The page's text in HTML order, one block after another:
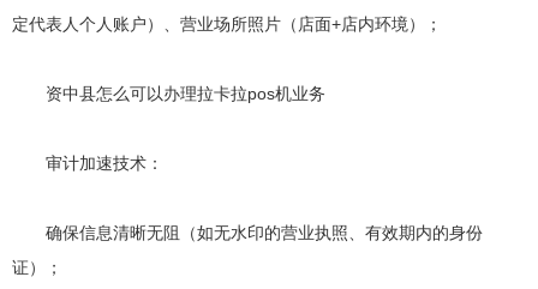
定代表人个人账户）、营业场所照片（店面+店内环境）；
资中县怎么可以办理拉卡拉pos机业务
审计加速技术：
确保信息清晰无阻（如无水印的营业执照、有效期内的身份
证）；